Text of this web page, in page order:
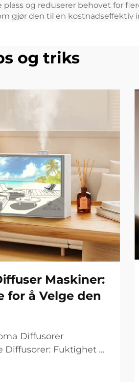
og reduserer behovet for
gjør den til en kostnadseffektiv
og triks
Maskiner:
for å Velge den
Diffusorer
Diffusorer: Fuktighet &
ved å lage små